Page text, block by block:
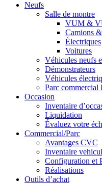
Neufs
Salle de montre
VUM &
Camions
Électriques
Voitures
Véhicules neufs
Démonstrateurs
Véhicules
Parc commercial
Occasion
Inventaire
Liquidation
Évaluez votre
Commercial/Parc
Avantages CVC
Inventaire
Configuration et
Réalisations
Outils d’achat